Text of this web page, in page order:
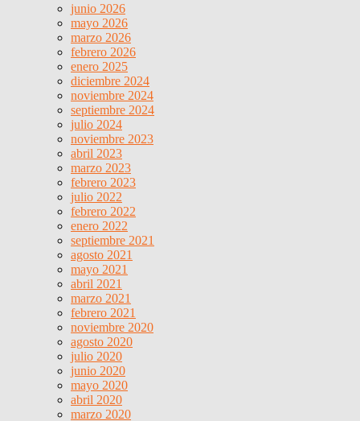
junio 2026
mayo 2026
marzo 2026
febrero 2026
enero 2025
diciembre 2024
noviembre 2024
septiembre 2024
julio 2024
noviembre 2023
abril 2023
marzo 2023
febrero 2023
julio 2022
febrero 2022
enero 2022
septiembre 2021
agosto 2021
mayo 2021
abril 2021
marzo 2021
febrero 2021
noviembre 2020
agosto 2020
julio 2020
junio 2020
mayo 2020
abril 2020
marzo 2020